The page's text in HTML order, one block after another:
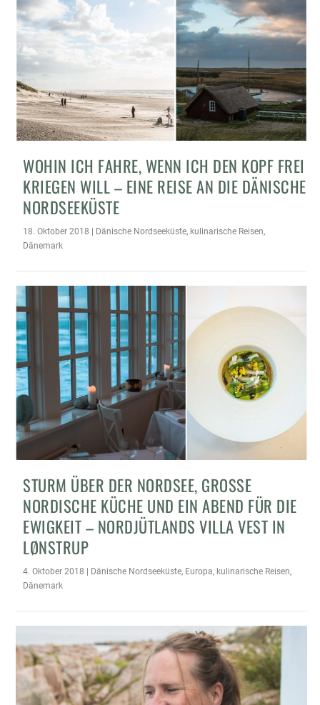
WOHIN ICH FAHRE, WENN ICH DEN KOPF FREI
KRIEGEN WILL – EINE REISE AN DIE DÄNISCHE
NORDSEEKÜSTE
18. Oktober 2018 Dänische Nordseeküste, kulinarische Reisen,
Dänemark
STURM ÜBER DER NORDSEE, GROSSE N
ORDISCHE KÜCHE UND EIN ABEND FÜR DIE E
WIGKEIT – NORDJÜTLANDS VILLA VEST IN L
ØNSTRUP
4. Oktober 2018 Dänische Nordseeküste, Europa, kulinarische Reisen,
Dänemark